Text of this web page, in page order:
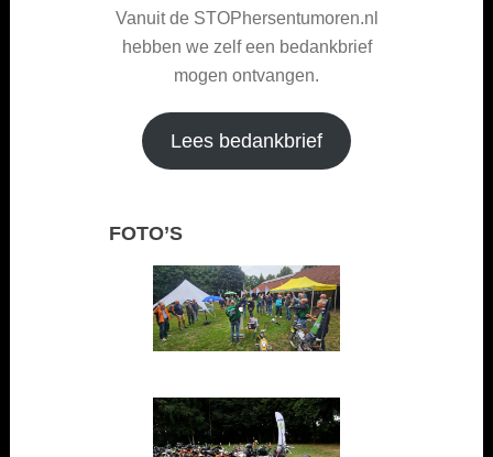
Vanuit de STOPhersentumoren.nl
hebben we zelf een bedankbrief
mogen ontvangen.
Lees bedankbrief
FOTO’S